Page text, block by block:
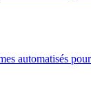
automatisés